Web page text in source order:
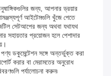
জন্য, আপনার ড্রয়ার
আইটেমগুলি খুঁজে পেতে
সেটআপের জন্য অথবা যথাযথ
সহায়তার প্রয়োজন হলে পেশাদার
পণ্য ডকুমেন্টেশন সঙ্গে অন্তর্ভুক্ত করা
করার বা মেরামতের অনুরোধ
পর্যালোচনা করুন৷